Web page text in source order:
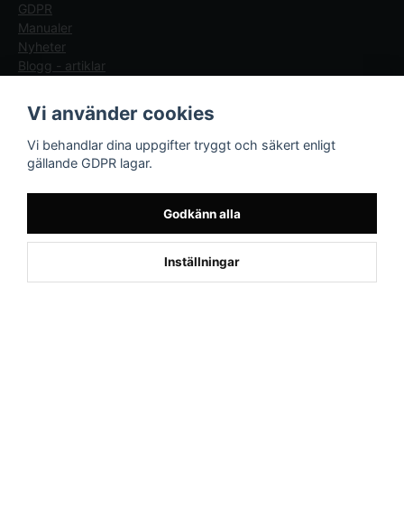
GDPR
Manualer
Nyheter
Blogg - artiklar
Följ oss
AB
Drottninggatan 47
Vi använder cookies
Vi behandlar dina uppgifter tryggt och säkert enligt
gällande GDPR lagar.
Godkänn alla
Inställningar